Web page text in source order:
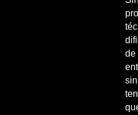
de
sin